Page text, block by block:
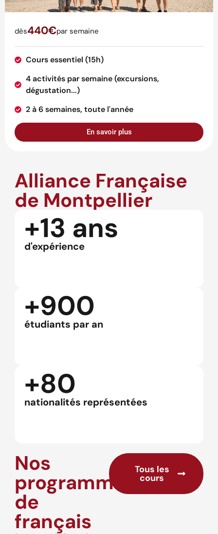
dès440€par semaine
Cours essentiel (15h)
4 activités par semaine (excursions,
dégustation...)
2 à 6 semaines, toute l'année
En savoir plus
Alliance Française
de Montpellier
+13 ans
d'expérience
+900
étudiants par an
+80
nationalités représentées
Nos
programmes
de
français
Tous les
cours